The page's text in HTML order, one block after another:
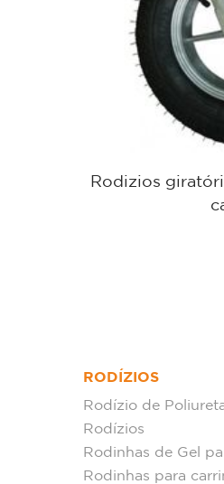
Rodizios
RODÍZIOS
Rodízio de
Rodízios
Rodinhas de Gel
Rodinhas para